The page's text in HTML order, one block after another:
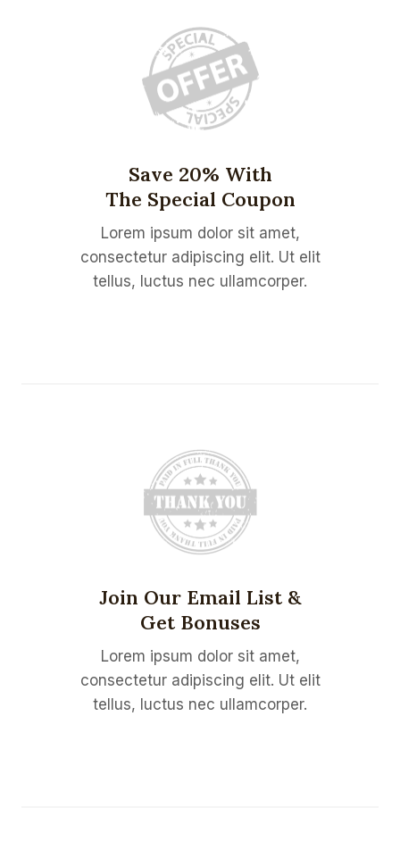
Save 20% With
The Special Coupon
Lorem ipsum dolor sit amet,
consectetur adipiscing elit. Ut elit
tellus, luctus nec ullamcorper.
Join Our Email List &
Get Bonuses
Lorem ipsum dolor sit amet,
consectetur adipiscing elit. Ut elit
tellus, luctus nec ullamcorper.